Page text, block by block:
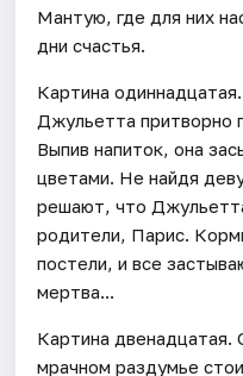
Мантую, где для них
дни счастья.
Картина
Джульетта притворно
Выпив напиток, она
цветами. Не найдя
решают, что
родители, Парис.
постели, и все
мертва...
Картина двенадцатая.
мрачном раздумье